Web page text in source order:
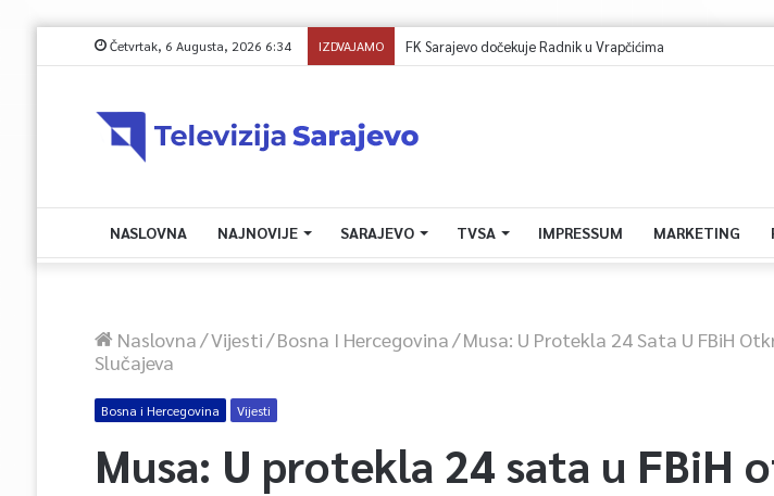
Četvrtak, 6 Augusta, 2026 6:34 IZDVAJAMO FK Sarajevo dočekuje Radnik u Vrapčićima
NASLOVNA NAJNOVIJE SARAJEVO TVSA IMPRESSUM MARKETING
Naslovna/Vijesti/Bosna I Hercegovina/Musa: U Protekla 24 Sata U FBiH
Slučajeva
Bosna i Hercegovina Vijesti
Musa: U protekla 24 sata u FBiH